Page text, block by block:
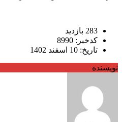
283 بازدید
کدخبر: 8990
تاریخ: 10 اسفند 1402
نویسنده